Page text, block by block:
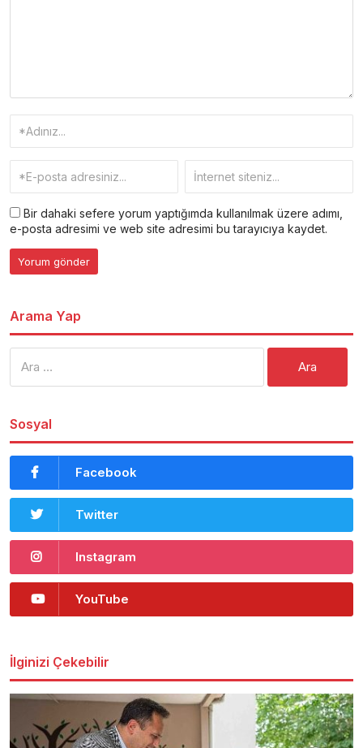
Bir dahaki sefere yorum yaptığımda kullanılmak üzere adımı,
e-posta adresimi ve web site adresimi bu tarayıcıya kaydet.
Arama Yap
Sosyal
Facebook
Twitter
Instagram
YouTube
İlginizi Çekebilir